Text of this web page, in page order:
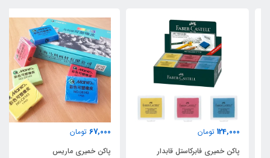
124,000 تومان
پاکن خمیری فابرکاستل قابدار
67,000 تومان
پاکن خمیری ماریس